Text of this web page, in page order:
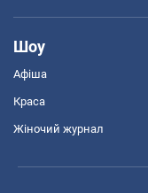
Шоу
Афіша
Краса
Жіночий журнал